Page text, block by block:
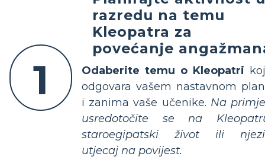
1
razredu na temu
Kleopatra za
povećanje
Odaberite temu o Kleopatri
odgovara vašem nastavnom
i zanima vaše učenike. Na
usredotočite se na
staroegipatski život ili
utjecaj na povijest.